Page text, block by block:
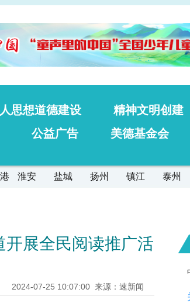
思想道德建设 精神文明创建
公益广告 美德基金会
淮安 盐城 扬州 镇江 泰州
展全民阅读推广活
2024-07-25 10:07:00 来源：速新闻